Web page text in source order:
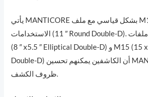
يأتي MANTICORE بشكل قياسي مع ملف M11 متعدد
الاستخدامات (11 ″ Round Double-D). تتيح ملفات M8 الاختيارية
(8 ″ x5.5 ″ Elliptical Double-D) و M15 (15 x12 Elliptical
Double-D) أن الكاشفين يمكنهم تحسين MANTICORE لجميع
ظروف الكشف.